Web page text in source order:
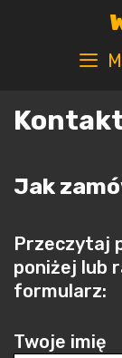
Jak
Przeczytaj
poniżej lub
formularz:
Twoje imię